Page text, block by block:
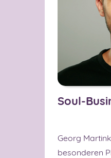
Soul-
Georg
besonderen